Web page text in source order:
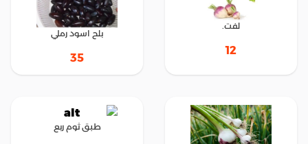
لفت.
12
بلح اسود رملي
35
طبق ثوم ربع